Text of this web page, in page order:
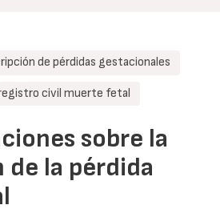
sobre la
la pérdida
de pérdidas gestacionales
civil muerte fetal